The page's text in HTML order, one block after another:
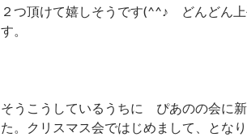
２つ頂けて嬉しそうです(^^♪ どんどん
す。
そうこうしているうちに ぴあのの会に
た。クリスマス会ではじめまして、とな